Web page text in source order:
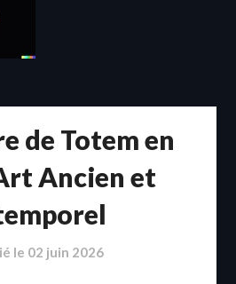
de Totem en
Ancien et
le 02 juin 2026